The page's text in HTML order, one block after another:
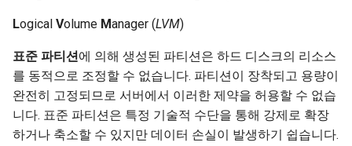
Logical Volume Manager (LVM)
표준 파티션에 의해 생성된 파티션은 하드 디스크의 리소스
를 동적으로 조정할 수 없습니다. 파티션이 장착되고 용량이
완전히 고정되므로 서버에서 이러한 제약을 허용할 수 없습
니다. 표준 파티션은 특정 기술적 수단을 통해 강제로 확장
하거나 축소할 수 있지만 데이터 손실이 발생하기 쉽습니다.